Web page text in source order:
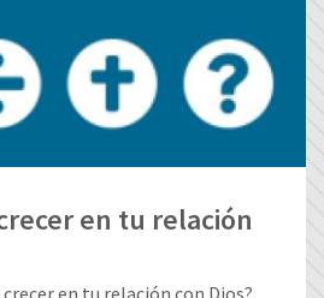
en tu relación
crecer en tu relación con Dios?